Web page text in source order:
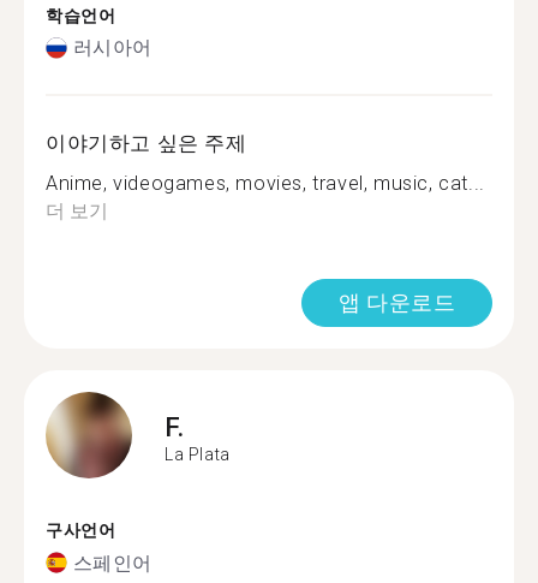
학습언어
러시아어
이야기하고 싶은 주제
Anime, videogames, movies, travel, music, cat...
더 보기
앱 다운로드
F.
La Plata
구사언어
스페인어